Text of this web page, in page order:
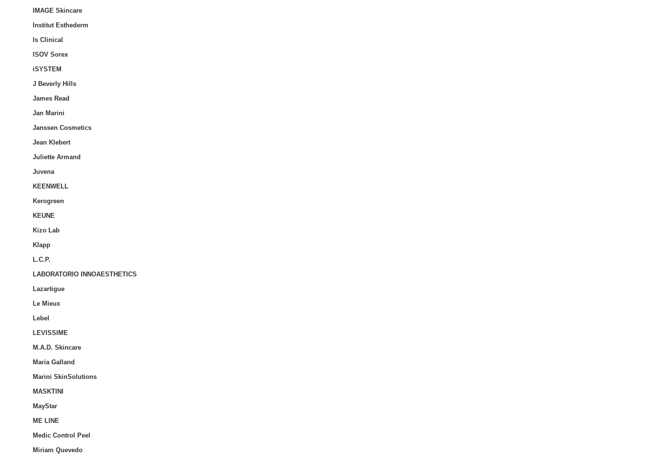
IMAGE Skincare
Institut Esthederm
Is Clinical
ISOV Sorex
iSYSTEM
J Beverly Hills
James Read
Jan Marini
Janssen Cosmetics
Jean Klebert
Juliette Armand
Juvena
KEENWELL
Kerogreen
KEUNE
Kizo Lab
Klapp
L.C.P.
LABORATORIO INNOAESTHETICS
Lazartigue
Le Mieux
Lebel
LEVISSIME
M.A.D. Skincare
Maria Galland
Marini SkinSolutions
MASKTINI
MayStar
ME LINE
Medic Control Peel
Miriam Quevedo